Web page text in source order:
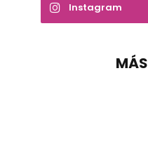
Instagram